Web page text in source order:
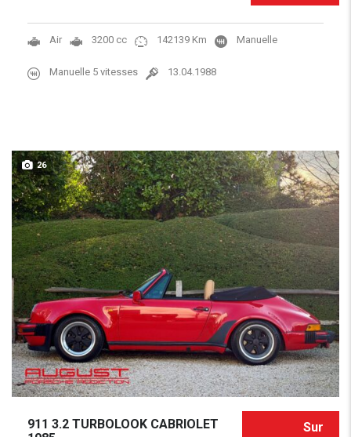
Air 3200 cc 142139 Km Manuelle
Manuelle 5 vitesses 13.04.1988
26
Sur
911 3.2 TURBOLOOK CABRIOLET